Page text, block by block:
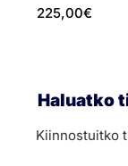
225,00€
Haluatko
Kiinnostuitko